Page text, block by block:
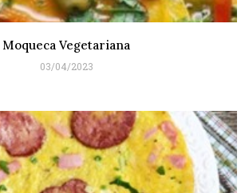
Moqueca Vegetariana
03/04/2023